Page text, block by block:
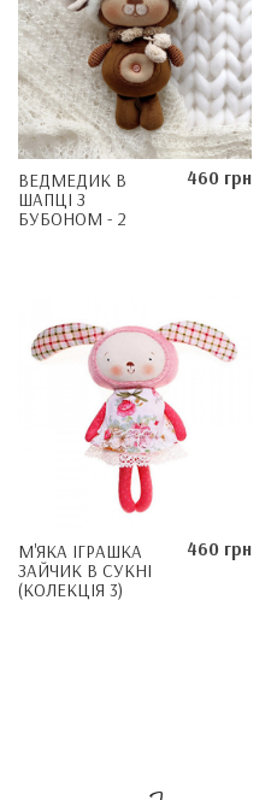
ВЕДМЕДИК В
ШАПЦІ З
БУБОНОМ - 2
460 грн
М'ЯКА ІГРАШКА
ЗАЙЧИК В СУКНІ
(КОЛЕКЦІЯ 3)
460 грн